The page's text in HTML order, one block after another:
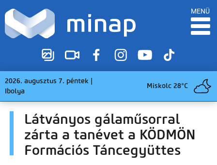
MENÜ
2026. augusztus 7. péntek |
Ibolya
Miskolc 28°C
Látványos gálaműsorral
zárta a tanévet a KÖDMÖN
Formációs Táncegyüttes